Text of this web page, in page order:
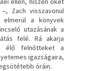
Zach visszavonul
elmerül a könyvek
utazásának a
felé. Rá akarja
élő felnőtteket a
igazságaira,
óráin.